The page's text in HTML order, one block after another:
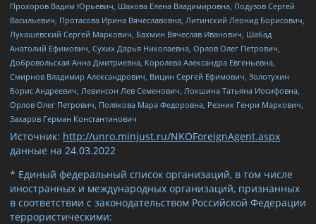
Прохоров Вадим Юрьевич, Шахова Елена Владимировна, Подузов Сергей
Васильевич, Протасова Ирина Вячеславовна, Литинский Леонид Борисович,
Лукашевский Сергей Маркович, Бахмин Вячеслав Иванович, Шабад
Анатолий Ефимович, Сухих Дарья Николаевна, Орлов Олег Петрович,
Добровольская Анна Дмитриевна, Королева Александра Евгеньевна,
Смирнов Владимир Александрович, Вицин Сергей Ефимович, Золотухин
Борис Андреевич, Левинсон Лев Семенович, Локшина Татьяна Иосифовна,
Орлов Олег Петрович, Полякова Мара Федоровна, Резник Генри Маркович,
Захаров Герман Константинович
Источник: http://unro.minjust.ru/NKOForeignAgent.aspx
данные на 24.03.2022
* Единый федеральный список организаций, в том числе
иностранных и международных организаций, признанных
в соответствии с законодательством Российской Федерации
террористическими: